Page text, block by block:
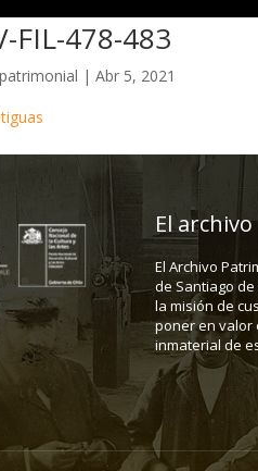
FIL-478-483
|Abr 5, 2021
El archivo
El Archivo
de Santiago de
la misión de
poner en valor
inmaterial de